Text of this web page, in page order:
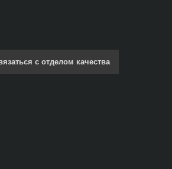
с отделом качества